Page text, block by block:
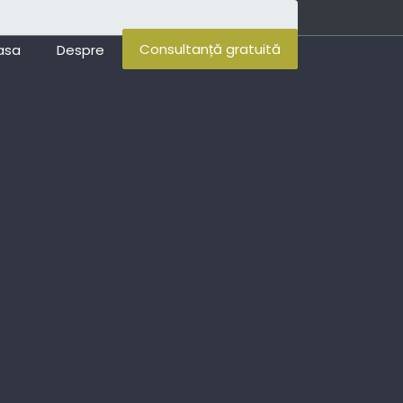
Despre Consultanță gratuită